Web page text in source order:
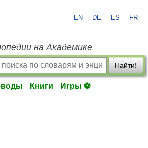
EN DE ES FR
на Академике
Найти!
Книги Игры ⚽